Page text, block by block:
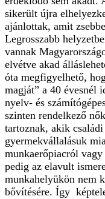
sikerült újra
ajánlottak, amit
Legrosszabb
vannak
elvétve akad
óta megfigyelhető,
magját” a 40 évesnél
nyelv- és
szinten rendelkező
tartoznak, akik
gyermekvállalásuk
munkaerőpiacról
pedig az elavult
munkahelyükön nem
bővítésére. Így